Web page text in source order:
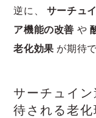
逆に、 サーチュ
ア機能の改善 や
老化効果 が期待
サーチュイ
待される老化